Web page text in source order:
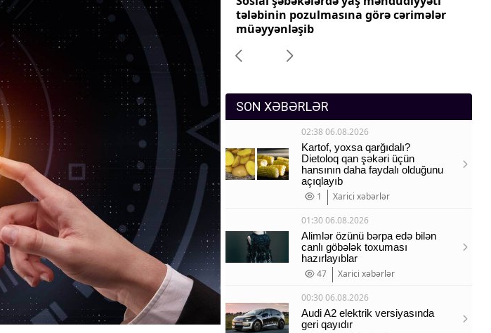
Sosium
Mənəvi dəyərlər
Texnologiya
Mətbuat-150
tələbinin pozulmasına görə cərimələr
müəyyənləşib
rəsmiləşdirilməsi sadələşdiriləcək
SON XƏBƏRLƏR
02:38 06.08.2026
Kartof, yoxsa qarğıdalı?
Dietoloq qan şəkəri üçün
hansının daha faydalı olduğunu
açıqlayıb
1
Xarici xəbərlər
01:30 06.08.2026
Alimlər özünü bərpa edə bilən
canlı göbələk toxuması
hazırlayıblar
47
Xarici xəbərlər
00:30 06.08.2026
Audi A2 elektrik versiyasında
geri qayıdır